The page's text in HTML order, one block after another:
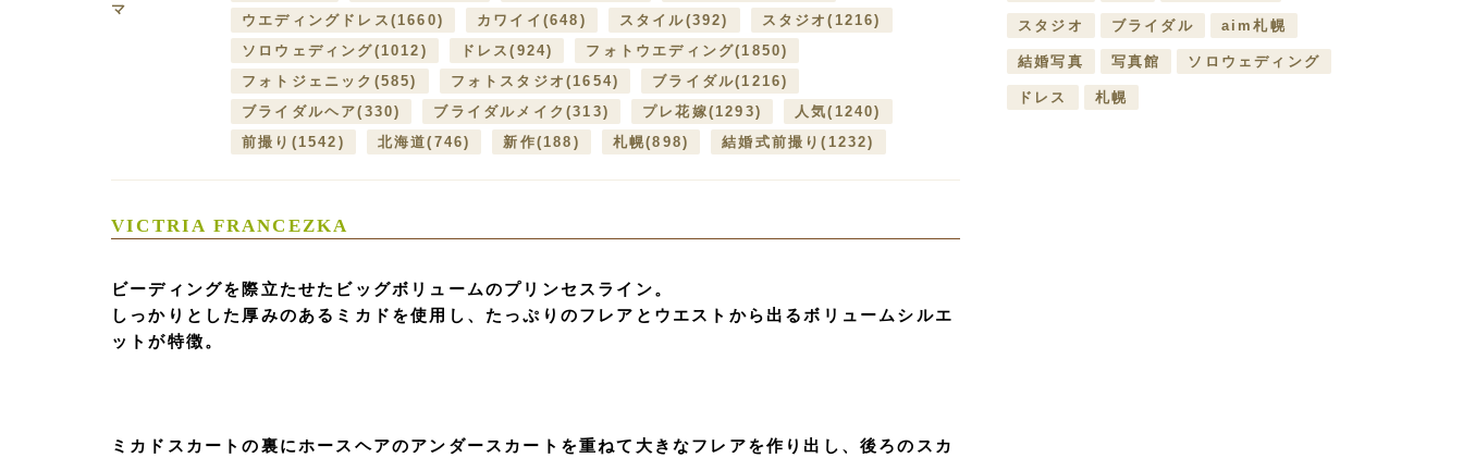
マ
ウエディングドレス (1660) カワイイ (648) スタイル(392) スタジオ(1216)
ソロウェディング(1012) ドレス(924) フォトウエディング(1850)
フォトジェニック (585) フォトスタジオ(1654) ブライダル(1216)
ブライダルヘア(330) ブライダルメイク(313) プレ花嫁(1293) 人気(1240)
前撮り (1542) 北海道(746) 新作(188) 札幌(898) 結婚式前撮り(1232)
VICTRIA FRANCEZKA
ビーディングを際立たせたビッグボリュームのプリンセスライン。
しっかりとした厚みのあるミカドを使用し、たっぷりのフレアとウエストから出るボリュームシルエ
ットが特徴。
ミカドスカートの裏にホースヘアのアンダースカートを重ねて大きなフレアを作り出し、後ろのスカ
スタジオ ブライダル aim札幌
結婚写真 写真館 ソロウェディング
ドレス 札幌